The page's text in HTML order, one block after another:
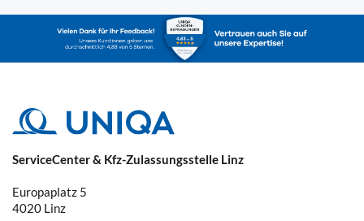
ServiceCenter & Kfz-Zulassungsstelle Linz
Europaplatz 5
4020 Linz